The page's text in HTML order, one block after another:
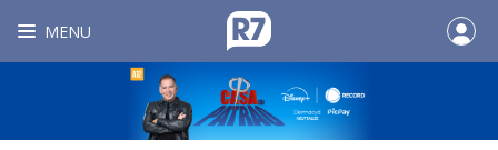
MENU